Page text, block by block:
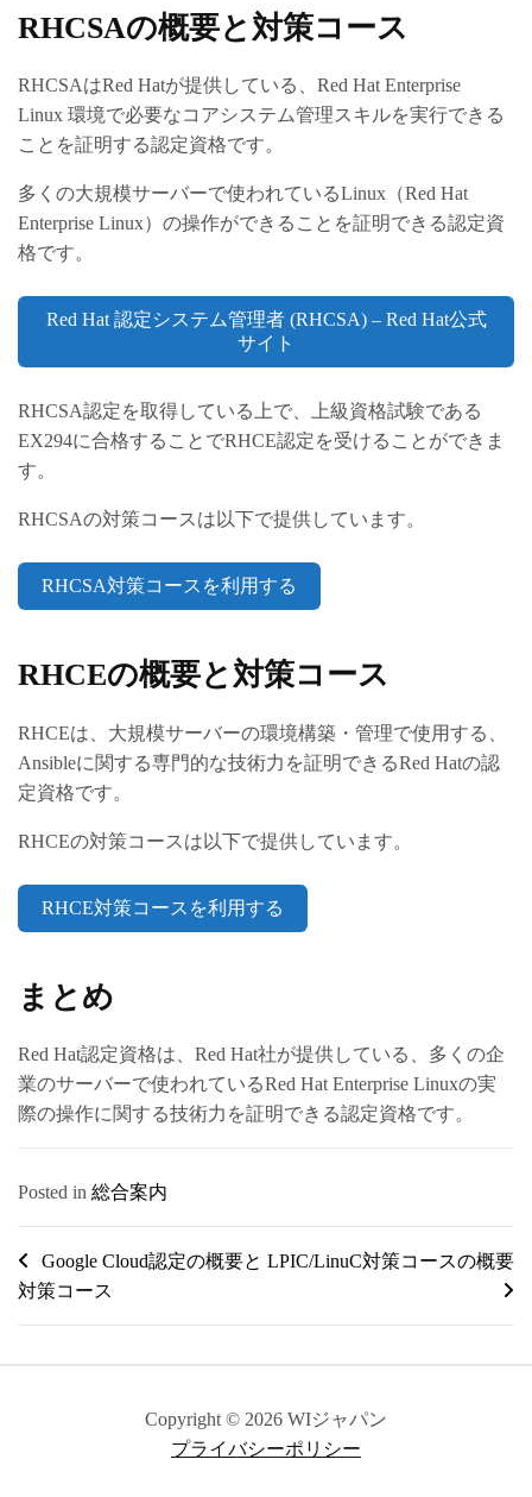
RHCSAの概要と対策コース
RHCSAはRed Hatが提供している、Red Hat Enterprise
Linux 環境で必要なコアシステム管理スキルを実行できる
ことを証明する認定資格です。
多くの大規模サーバーで使われているLinux（Red Hat
Enterprise Linux）の操作ができることを証明できる認定資
格です。
Red Hat 認定システム管理者 (RHCSA) – Red Hat公式
サイト
RHCSA認定を取得している上で、上級資格試験である
EX294に合格することでRHCE認定を受けることができま
す。
RHCSAの対策コースは以下で提供しています。
RHCSA対策コースを利用する
RHCEの概要と対策コース
RHCEは、大規模サーバーの環境構築・管理で使用する、
Ansibleに関する専門的な技術力を証明できるRed Hatの認
定資格です。
RHCEの対策コースは以下で提供しています。
RHCE対策コースを利用する
まとめ
Red Hat認定資格は、Red Hat社が提供している、多くの企
業のサーバーで使われているRed Hat Enterprise Linuxの実
際の操作に関する技術力を証明できる認定資格です。
Posted in 総合案内
投
稿
Google Cloud認定の概要と
対策コース
LPIC/LinuC対策コースの概要
Copyright © 2026 WIジャパン
プライバシーポリシー